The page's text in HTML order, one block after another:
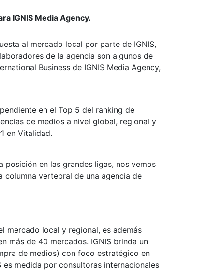
IGNIS Media Agency.
al mercado local por parte de IGNIS,
de la agencia son algunos de
Business de IGNIS Media Agency,
en el Top 5 del ranking de
de medios a nivel global, regional y
en Vitalidad.
posición en las grandes ligas, nos vemos
vertebral de una agencia de
mercado local y regional, es además
más de 40 mercados. IGNIS brinda un
de medios) con foco estratégico en
medida por consultoras internacionales